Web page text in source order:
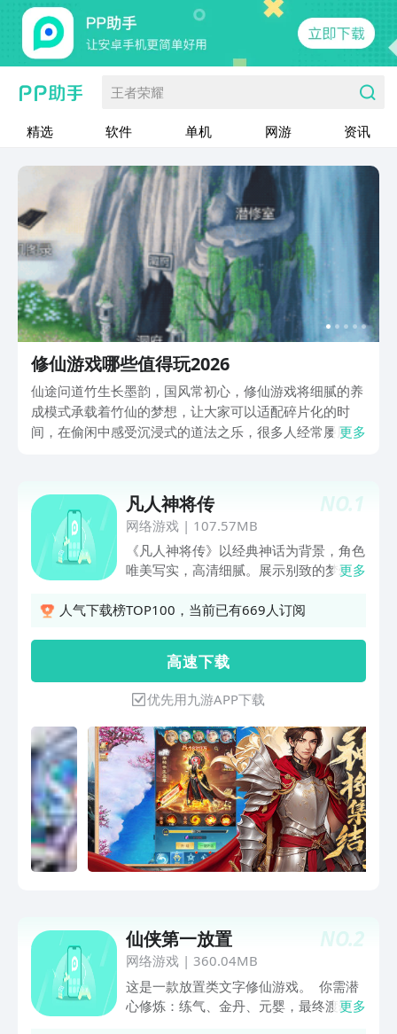
王者荣耀
精选 软件 单机 网游 资讯
修仙游戏哪些值得玩2026
仙途问道竹生长墨韵，国风常初心，修仙游戏将细腻的养
成模式承载着竹仙的梦想，让大家可以适配碎片化的时
间，在偷闲中感受沉浸式的道法之乐，很多人经常屡屡踩
路，参考参考吧。
更多
NO.1
凡人神将传
网络游戏| 107.57MB
《凡人神将传》以经典神话为背景，角色
唯美写实，高清细腻。展示别致的梦幻美
素地图给场景带来不同的视觉体验，让玩
灵宠，异火共同出战，华丽的技能特效，
将战斗的体验带到一个新高峰。
更多
人气下载榜TOP100，当前已有669人订阅
高 速 下 载
优先用九游APP下载
NO.2
仙侠第一放置
网络游戏| 360.04MB
这是一款放置类文字修仙游戏。 你需潜
心修炼：练气、金丹、元婴，最终渡劫飞
更多